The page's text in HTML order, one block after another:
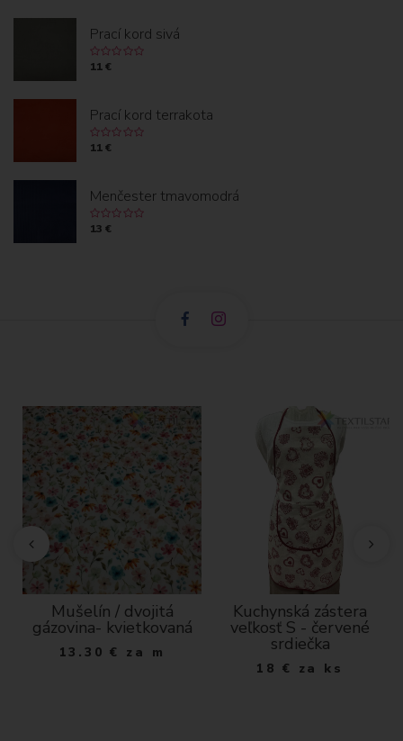
Prací kord sivá
11 €
Prací kord terrakota
11 €
Menčester tmavomodrá
13 €
Mušelín / dvojitá
gázovina- kvietkovaná
13.30 € za m
Kuchynská zástera
veľkosť S - červené
srdiečka
18 € za ks